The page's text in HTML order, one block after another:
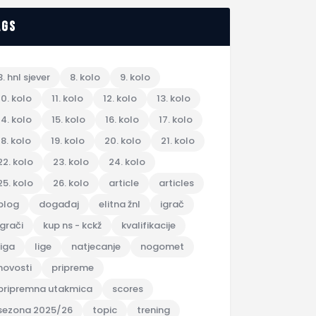
hnl sjever 8. kolo
9. kolo
kolo
11. kolo 12. kolo
13. kolo
kolo
15. kolo 16. kolo
17. kolo
kolo
19. kolo 20. kolo
21. kolo
kolo
23. kolo
24. kolo
kolo
26. kolo article
articles
događaj elitna žnl
igrač
kup ns - kckž
kvalifikacije
lige natjecanje
nogomet
pripreme
utakmica
scores
2025/26
topic trening